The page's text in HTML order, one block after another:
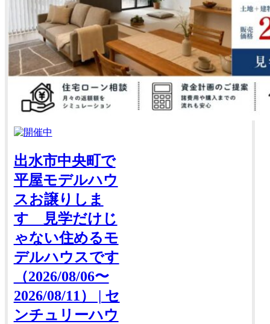
出水市中央町で
平屋モデルハウ
スお譲りしま
す 見学だけじ
ゃない住めるモ
デルハウスです
（2026/08/06〜
2026/08/11） | セ
ンチュリーハウ